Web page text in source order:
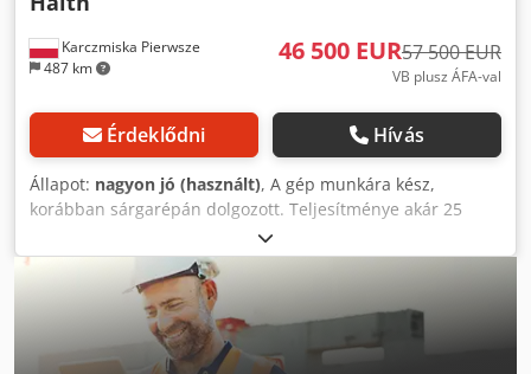
Karczmiska Pierwsze
487 km
46 500 EUR57 500 EUR
VB plusz ÁFA-val
Érdeklődni Hívás
Állapot: nagyon jó (használt), A gép munkára kész,
korábban sárgarépán dolgozott. Teljesítménye akár 25
tonna óránként. Tekintse meg további hirdetéseimet is!
Dodoytnhuspfx Ac Neck